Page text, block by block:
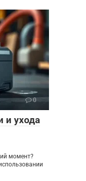
0
и ухода
момент?